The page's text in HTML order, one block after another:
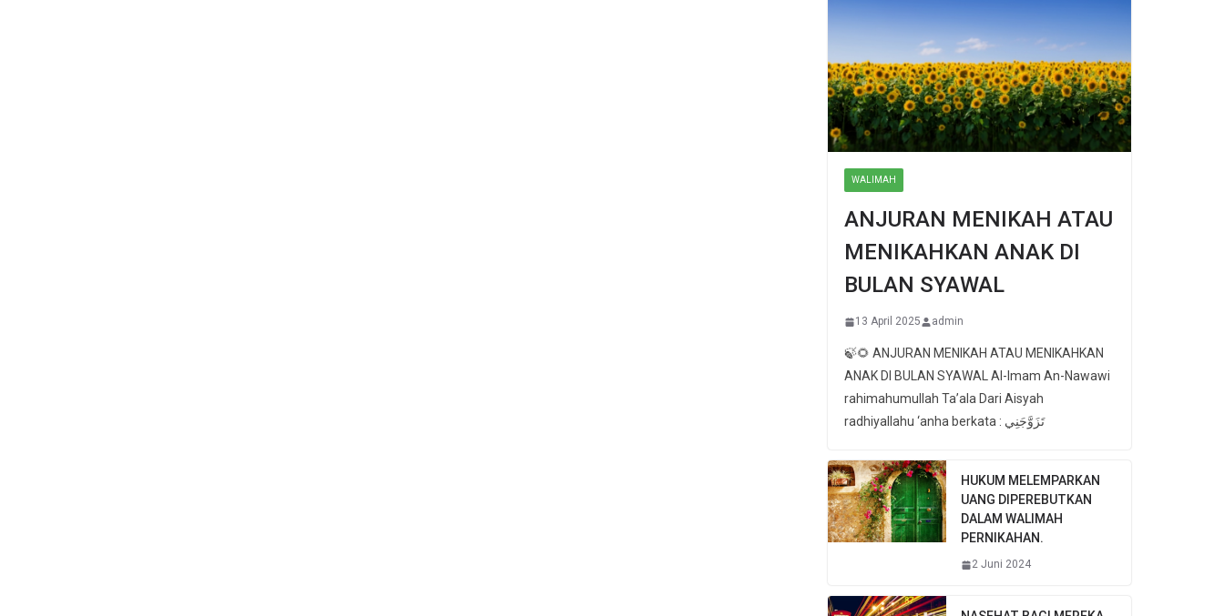
WALIMAH
ANJURAN MENIKAH ATAU
MENIKAHKAN ANAK DI
BULAN SYAWAL
13 April 2025 admin
🍃🌻 ANJURAN MENIKAH ATAU MENIKAHKAN
ANAK DI BULAN SYAWAL Al-Imam An-Nawawi
rahimahumullah Ta’ala Dari Aisyah
radhiyallahu ‘anha berkata : تَزَوَّجَنِي
HUKUM MELEMPARKAN
UANG DIPEREBUTKAN
DALAM WALIMAH
PERNIKAHAN.
2 Juni 2024